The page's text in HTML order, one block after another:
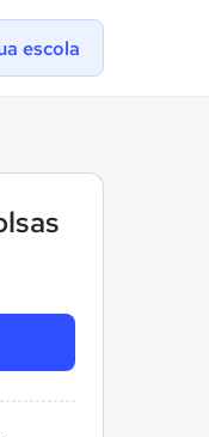
escola